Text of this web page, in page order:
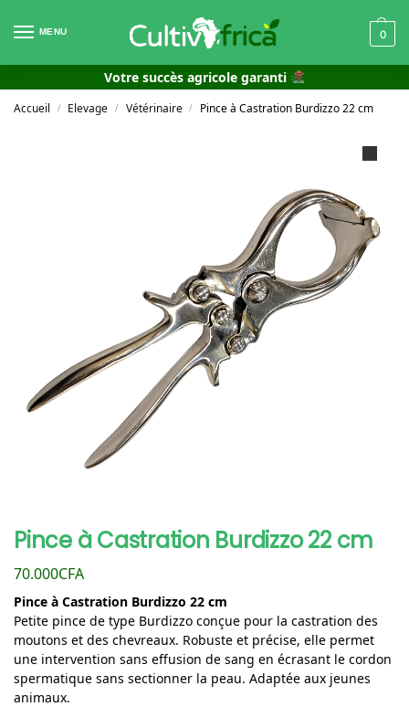
MENU 0
Votre succès agricole garanti
Accueil / Elevage / Vétérinaire / Pince à Castration Burdizzo 22 cm
Pince à Castration Burdizzo 22 cm
70.000CFA
Pince à Castration Burdizzo 22 cm
Petite pince de type Burdizzo conçue pour la castration des
moutons et des chevreaux. Robuste et précise, elle permet
une intervention sans effusion de sang en écrasant le cordon
spermatique sans sectionner la peau. Adaptée aux jeunes
animaux.